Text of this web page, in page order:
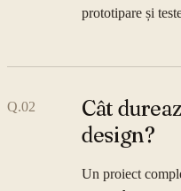
prototipare și
Q.02
Cât
design?
Un proiect